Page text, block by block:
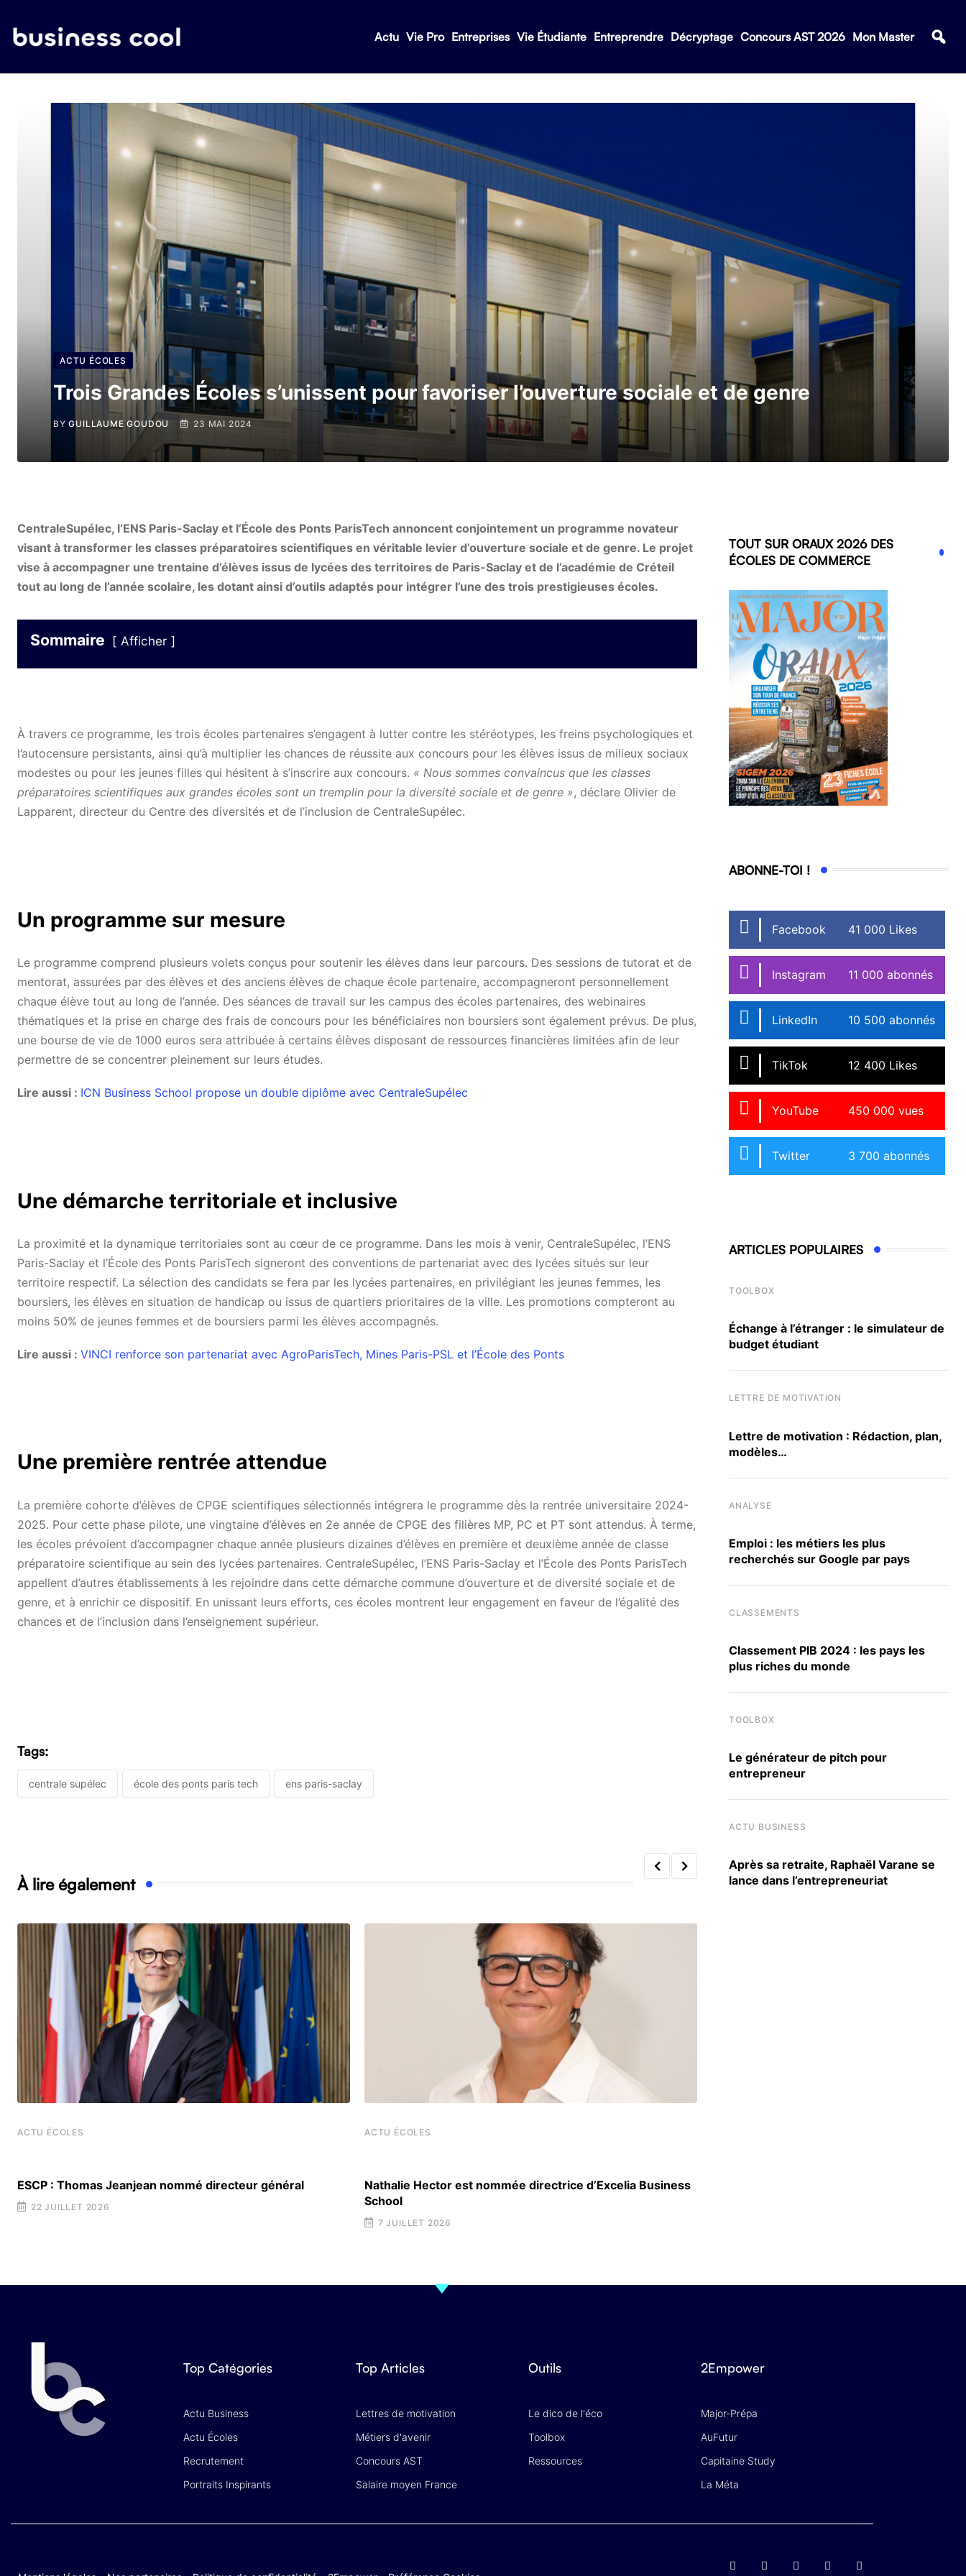
Actu Vie Pro Entreprises Vie Étudiante Entreprendre Décryptage Concours AST 2026 Mon Master
ACTU ÉCOLES
Trois Grandes Écoles s’unissent pour favoriser l’ouverture sociale et de genre
BYGUILLAUME GOUDOU 23 MAI 2024
CentraleSupélec, l’ENS Paris-Saclay et l’École des Ponts ParisTech annoncent conjointement un programme novateur
visant à transformer les classes préparatoires scientifiques en véritable levier d’ouverture sociale et de genre. Le projet
vise à accompagner une trentaine d’élèves issus de lycées des territoires de Paris-Saclay et de l’académie de Créteil
tout au long de l’année scolaire, les dotant ainsi d’outils adaptés pour intégrer l’une des trois prestigieuses écoles.
Sommaire Afficher
À travers ce programme, les trois écoles partenaires s’engagent à lutter contre les stéréotypes, les freins psychologiques et
l’autocensure persistants, ainsi qu’à multiplier les chances de réussite aux concours pour les élèves issus de milieux sociaux
modestes ou pour les jeunes filles qui hésitent à s’inscrire aux concours. « Nous sommes convaincus que les classes
préparatoires scientifiques aux grandes écoles sont un tremplin pour la diversité sociale et de genre », déclare Olivier de
Lapparent, directeur du Centre des diversités et de l’inclusion de CentraleSupélec.
Un programme sur mesure
Le programme comprend plusieurs volets conçus pour soutenir les élèves dans leur parcours. Des sessions de tutorat et de
mentorat, assurées par des élèves et des anciens élèves de chaque école partenaire, accompagneront personnellement
chaque élève tout au long de l’année. Des séances de travail sur les campus des écoles partenaires, des webinaires
thématiques et la prise en charge des frais de concours pour les bénéficiaires non boursiers sont également prévus. De plus,
une bourse de vie de 1000 euros sera attribuée à certains élèves disposant de ressources financières limitées afin de leur
permettre de se concentrer pleinement sur leurs études.
Lire aussi : ICN Business School propose un double diplôme avec CentraleSupélec
Une démarche territoriale et inclusive
La proximité et la dynamique territoriales sont au cœur de ce programme. Dans les mois à venir, CentraleSupélec, l’ENS
Paris-Saclay et l’École des Ponts ParisTech signeront des conventions de partenariat avec des lycées situés sur leur
territoire respectif. La sélection des candidats se fera par les lycées partenaires, en privilégiant les jeunes femmes, les
boursiers, les élèves en situation de handicap ou issus de quartiers prioritaires de la ville. Les promotions compteront au
moins 50% de jeunes femmes et de boursiers parmi les élèves accompagnés.
Lire aussi : VINCI renforce son partenariat avec AgroParisTech, Mines Paris-PSL et l’École des Ponts
Une première rentrée attendue
La première cohorte d’élèves de CPGE scientifiques sélectionnés intégrera le programme dès la rentrée universitaire 2024-
2025. Pour cette phase pilote, une vingtaine d’élèves en 2e année de CPGE des filières MP, PC et PT sont attendus. À terme,
les écoles prévoient d’accompagner chaque année plusieurs dizaines d’élèves en première et deuxième année de classe
préparatoire scientifique au sein des lycées partenaires. CentraleSupélec, l’ENS Paris-Saclay et l’École des Ponts ParisTech
appellent d’autres établissements à les rejoindre dans cette démarche commune d’ouverture et de diversité sociale et de
genre, et à enrichir ce dispositif. En unissant leurs efforts, ces écoles montrent leur engagement en faveur de l’égalité des
chances et de l’inclusion dans l’enseignement supérieur.
Tags:
centrale supélec école des ponts paris tech ens paris-saclay
À lire également
ACTU ÉCOLES
ESCP : Thomas Jeanjean nommé directeur général
22 JUILLET 2026
ACTU ÉCOLES
Nathalie Hector est nommée directrice d’Excelia Business
School
7 JUILLET 2026
TOUT SUR ORAUX 2026 DES
ÉCOLES DE COMMERCE
ABONNE-TOI !
Facebook 41 000 Likes
Instagram 11 000 abonnés
LinkedIn 10 500 abonnés
TikTok 12 400 Likes
YouTube 450 000 vues
Twitter 3 700 abonnés
ARTICLES POPULAIRES
TOOLBOX
Échange à l’étranger : le simulateur de
budget étudiant
LETTRE DE MOTIVATION
Lettre de motivation : Rédaction, plan,
modèles…
ANALYSE
Emploi : les métiers les plus
recherchés sur Google par pays
CLASSEMENTS
Classement PIB 2024 : les pays les
plus riches du monde
TOOLBOX
Le générateur de pitch pour
entrepreneur
ACTU BUSINESS
Après sa retraite, Raphaël Varane se
lance dans l’entrepreneuriat
Top Catégories
Actu Business
Actu Écoles
Recrutement
Portraits Inspirants
Top Articles
Lettres de motivation
Métiers d'avenir
Concours AST
Salaire moyen France
Outils
Le dico de l'éco
Toolbox
Ressources
2Empower
Major-Prépa
AuFutur
Capitaine Study
La Méta